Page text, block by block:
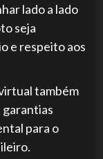
lado a lado
seja
e respeito aos
também
garantias
para o